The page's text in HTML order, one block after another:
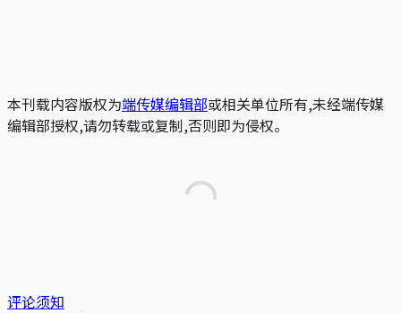
本刊载内容版权为端传媒编辑部或相关单位所有,未经端传媒
编辑部授权,请勿转载或复制,否则即为侵权。
评论须知